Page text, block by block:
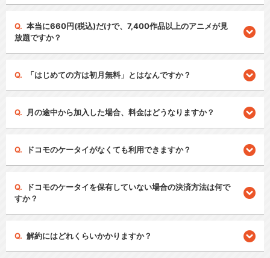
本当に660円(税込)だけで、7,400作品以上のアニメが見
放題ですか？
「はじめての方は初月無料」とはなんですか？
月の途中から加入した場合、料金はどうなりますか？
ドコモのケータイがなくても利用できますか？
ドコモのケータイを保有していない場合の決済方法は何で
すか？
解約にはどれくらいかかりますか？